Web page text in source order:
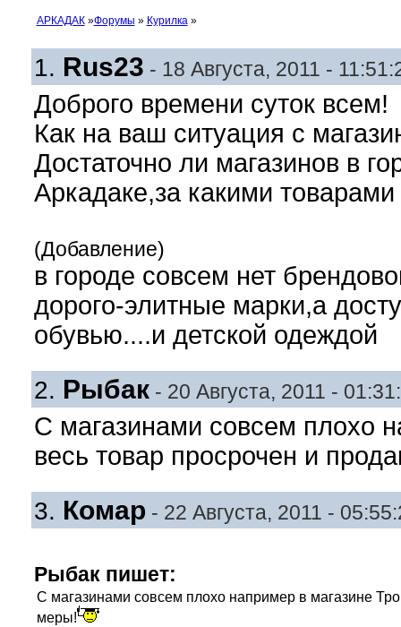
АРКАДАК»Форумы » Курилка»
1. Rus23 - 18 Августа, 2011 -
Доброго времени суток всем!
Как на ваш ситуация с
Достаточно ли магазинов в
Аркадаке,за какими
(Добавление)
в городе совсем нет
дорого-элитные марки,а
обувью....и детской одеждой
2. Рыбак- 20 Августа, 2011 -
С магазинами совсем плохо
весь товар просрочен и
3. Комар - 22 Августа, 2011 -
Рыбак пишет:
С магазинами совсем плохо например в магазине
меры!